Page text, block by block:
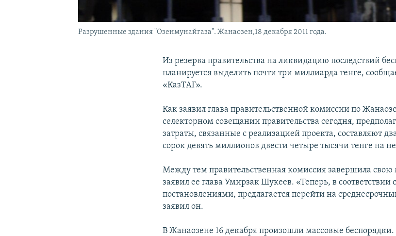
Разрушенные здания "Озенмунайгаза". Жанаозен,18 декабря 2011 года.
Из резерва правительства на ликвидацию последствий
планируется выделить почти три миллиарда тенге,
«КазТАГ».
Как заявил глава правительственной комиссии по
селекторном совещании правительства сегодня,
затраты, связанные с реализацией проекта, составляют
сорок девять миллионов двести четыре тысячи тенге на
Между тем правительственная комиссия завершила
заявил ее глава Умирзак Шукеев. «Теперь, в
постановлениями, предлагается перейти на
заявил он.
В Жанаозене 16 декабря произошли массовые